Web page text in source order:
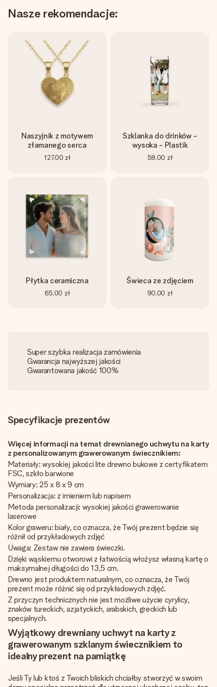
Nasze rekomendacje:
Naszyjnik z motywem
złamanego serca
127,00 zł
Szklanka do drinków -
wysoka - Plastik
58,00 zł
Płytka ceramiczna
65,00 zł
Świeca ze zdjęciem
90,00 zł
Super szybka realizacja zamówienia
Gwarancja najwyższej jakości
Gwarantowana jakość 100%
Specyfikacje prezentów
Więcej informacji na temat drewnianego uchwytu na karty
z personalizowanym grawerowanym świecznikiem:
Materiały: wysokiej jakości lite drewno bukowe z certyfikatem
FSC, szkło barwione
Wymiary: 25 x 8 x 9 cm
Personalizacja: z imieniem lub napisem
Metoda personalizacji: wysokiej jakości grawerowanie
laserowe
Kolor graweru: biały, co oznacza, że Twój prezent będzie się
różnił od przykładowych zdjęć
Uwaga: Zestaw nie zawiera świeczki.
Dzięki wąskiemu otworowi z łatwością włożysz własną kartę o
maksymalnej długości do 13,5 cm.
Drewno jest produktem naturalnym, co oznacza, że Twój
prezent może różnić się od przykładowych zdjęć.
Z przyczyn technicznych nie jest możliwe użycie cyrylicy,
znaków tureckich, azjatyckich, arabskich, greckich lub
specjalnych.
Wyjątkowy drewniany uchwyt na karty z
grawerowanym szklanym świecznikiem to
idealny prezent na pamiątkę
Jeśli Ty lub ktoś z Twoich bliskich chciałby stworzyć w swoim